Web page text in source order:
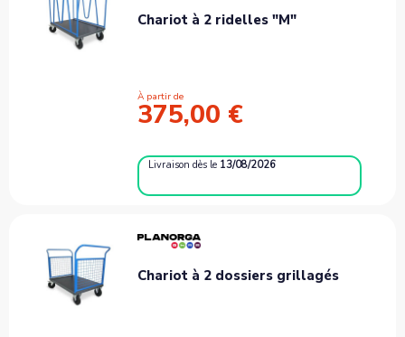
Chariot à 2 ridelles "M"
À partir de
375,00 €
Livraisondès le 13/08/2026
Chariot à 2 dossiers grillagés